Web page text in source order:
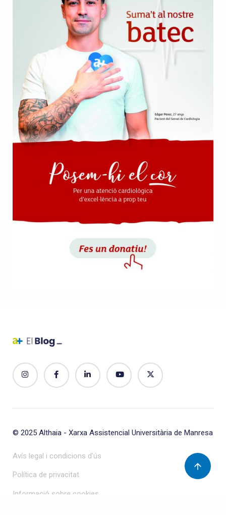
© 2025 Althaia - Xarxa Assistencial Universitària de Manresa
Avís legal i condicions d’ús
Política de privacitat
Informació sobre cookies